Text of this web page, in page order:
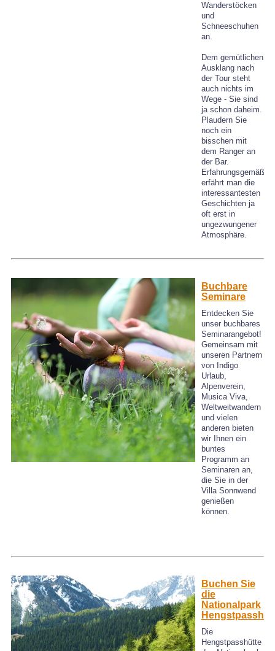
Wanderstöcken
und
Schneeschuhen
an.
Dem gemütlichen
Ausklang nach
der Tour steht
auch nichts im
Wege - Sie sind
ja schon daheim.
Plaudern Sie
noch ein
bisschen mit
dem Ranger an
der Bar.
Erfahrungsgemäß
erfährt man die
interessantesten
Geschichten ja
oft erst in
ungezwungener
Atmosphäre.
Buchbare
Seminare
Entdecken Sie
unser buchbares
Seminarangebot!
Gemeinsam mit
unseren Partnern
von Indigo
Urlaub,
Alpenverein,
Musica Viva,
Weltweitwandern
und vielen
anderen bieten
wir Ihnen ein
buntes
Programm an
Seminaren an,
die Sie in der
Villa Sonnwend
genießen
können.
Buchen Sie
die
Nationalpark
Die
Hengstpasshütte